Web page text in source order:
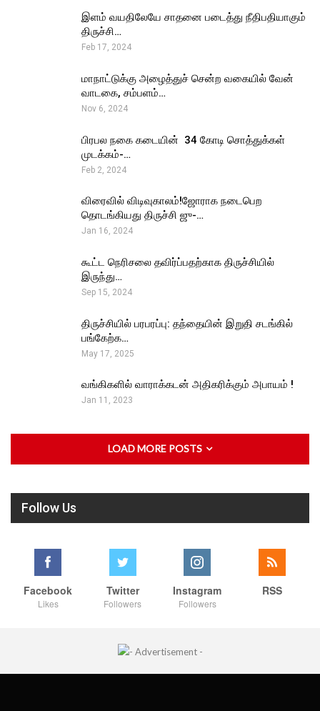
இளம் வயதிலேயே சாதனை படைத்து நீதிபதியாகும்
திருச்சி…
Feb 17, 2024
மாநாட்டுக்கு அழைத்துச் சென்ற வகையில் வேன்
வாடகை, சம்பளம்…
Nov 6, 2024
பிரபல நகை கடையின் ₹ 34 கோடி சொத்துக்கள்
முடக்கம்-…
Feb 2, 2024
விரைவில் விடிவுகாலம்!ஜோராக நடைபெற
தொடங்கியது திருச்சி ஜு-…
Jan 16, 2024
கூட்ட நெரிசலை தவிர்ப்பதற்காக திருச்சியில்
இருந்து…
Sep 15, 2024
திருச்சியில் பரபரப்பு: தந்தையின் இறுதி சடங்கில்
பங்கேற்க…
May 17, 2025
வங்கிகளில் வாராக்கடன் அதிகரிக்கும் அபாயம் !
Jan 11, 2023
LOAD MORE POSTS
Follow Us
Facebook
Likes
Twitter
Followers
Instagram
Followers
RSS